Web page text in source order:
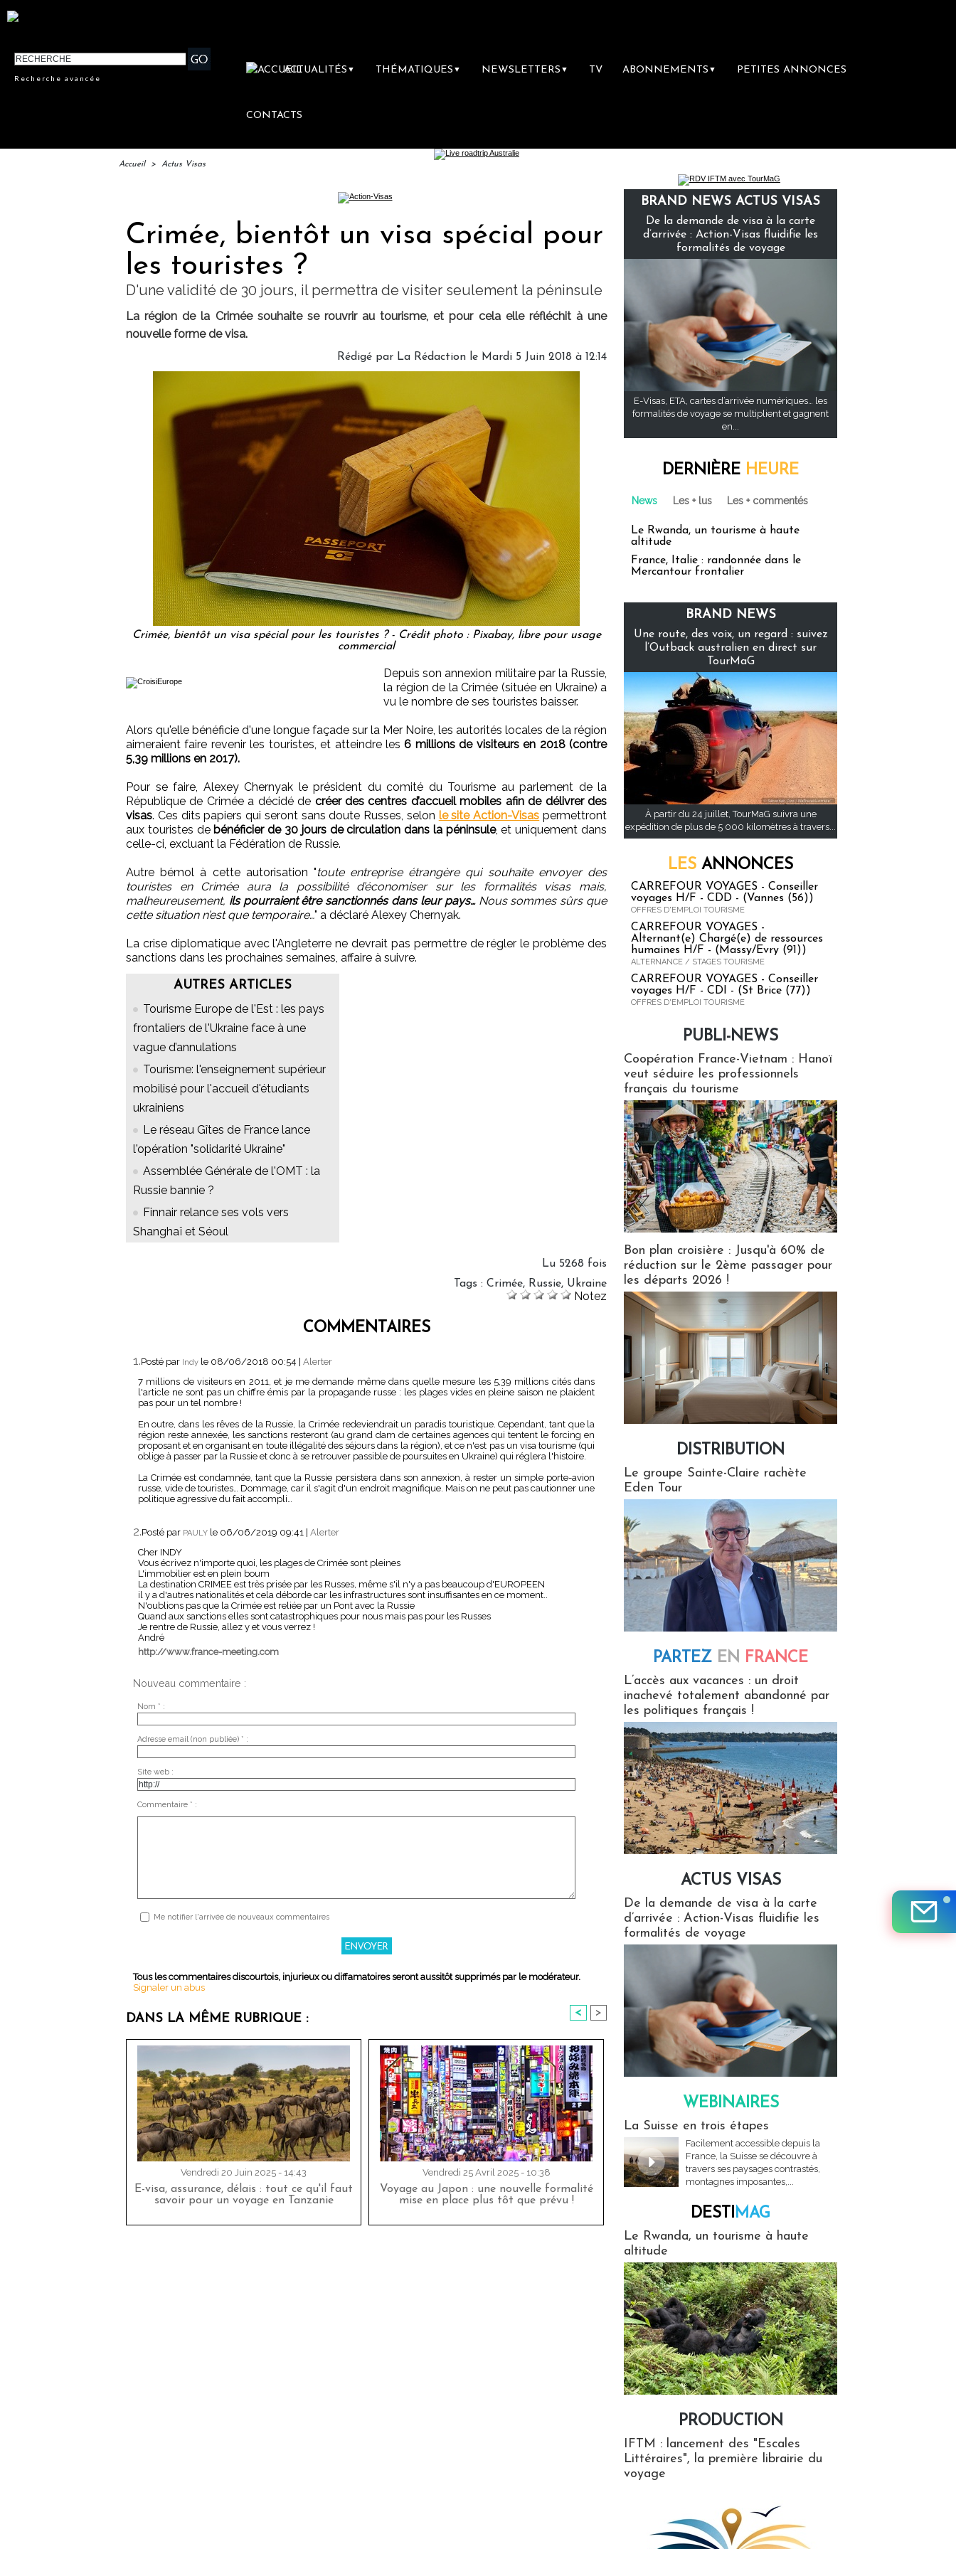
Recherche avancée
ACTUALITÉS ▼ THÉMATIQUES ▼ NEWSLETTERS ▼ TV ABONNEMENTS ▼ PETITES ANNONCES
CONTACTS
Accueil > Actus Visas
Crimée, bientôt un visa spécial pour
les touristes ?
D'une validité de 30 jours, il permettra de visiter seulement la péninsule
La région de la Crimée souhaite se rouvrir au tourisme, et pour cela elle réfléchit à une
nouvelle forme de visa.
Rédigé par La Rédaction le Mardi 5 Juin 2018 à 12:14
Crimée, bientôt un visa spécial pour les touristes ? - Crédit photo : Pixabay, libre pour usage
commercial
Depuis son annexion militaire par la Russie,
la région de la Crimée (située en Ukraine) a
vu le nombre de ses touristes baisser.
Alors qu'elle bénéficie d'une longue façade sur la Mer Noire, les autorités locales de la région
aimeraient faire revenir les touristes, et atteindre les6 millions de visiteurs en 2018 (contre
5,39 millions en 2017).
Pour se faire, Alexey Chernyak le président du comité du Tourisme au parlement de la
République de Crimée a décidé de créer des centres d’accueil mobiles afin de délivrer des
visas. Ces dits papiers qui seront sans doute Russes, selon le site Action-Visas permettront
aux touristes de bénéficier de 30 jours de circulation dans la péninsule, et uniquement dans
celle-ci, excluant la Fédération de Russie.
Autre bémol à cette autorisation "toute entreprise étrangère qui souhaite envoyer des
touristes en Crimée aura la possibilité d’économiser sur les formalités visas mais,
malheureusement, ils pourraient être sanctionnés dans leur pays…Nous sommes sûrs que
cette situation n’est que temporaire…" a déclaré Alexey Chernyak.
La crise diplomatique avec l'Angleterre ne devrait pas permettre de régler le problème des
sanctions dans les prochaines semaines, affaire à suivre.
AUTRES ARTICLES
Tourisme Europe de l'Est : les pays
frontaliers de l'Ukraine face à une
vague d’annulations
Tourisme: l'enseignement supérieur
mobilisé pour l'accueil d'étudiants
ukrainiens
Le réseau Gîtes de France lance
l'opération "solidarité Ukraine"
Assemblée Générale de l'OMT : la
Russie bannie ?
Finnair relance ses vols vers
Shanghaï et Séoul
Lu 5268 fois
Tags : Crimée, Russie, Ukraine
Notez
COMMENTAIRES
1.Posté par Indy le 08/06/2018 00:54
Alerter
7 millions de visiteurs en 2011, et je me demande même dans quelle mesure les 5,39 millions cités dans
l'article ne sont pas un chiffre émis par la propagande russe : les plages vides en pleine saison ne plaident
pas pour un tel nombre !
En outre, dans les rêves de la Russie, la Crimée redeviendrait un paradis touristique. Cependant, tant que la
région reste annexée, les sanctions resteront (au grand dam de certaines agences qui tentent le forcing en
proposant et en organisant en toute illégalité des séjours dans la région), et ce n'est pas un visa tourisme (qui
oblige à passer par la Russie et donc à se retrouver passible de poursuites en Ukraine) qui réglera l'histoire.
La Crimée est condamnée, tant que la Russie persistera dans son annexion, à rester un simple porte-avion
russe, vide de touristes… Dommage, car il s'agit d'un endroit magnifique. Mais on ne peut pas cautionner une
politique agressive du fait accompli…
2.Posté par PAULY le 06/06/2019 09:41 Alerter
Cher INDY
Vous écrivez n'importe quoi, les plages de Crimée sont pleines
L'immobilier est en plein boum
La destination CRIMEE est très prisée par les Russes, même s'il n'y a pas beaucoup d'EUROPEEN
il y a d'autres nationalités et cela déborde car les infrastructures sont insuffisantes en ce moment..
N'oublions pas que la Crimée est reliée par un Pont avec la Russie
Quand aux sanctions elles sont catastrophiques pour nous mais pas pour les Russes
Je rentre de Russie, allez y et vous verrez !
André
http://www.france-meeting.com
Nouveau commentaire :
Nom * :
Adresse email (non publiée) * :
Site web :
Commentaire * :
Me notifier l'arrivée de nouveaux commentaires
Tous les commentaires discourtois, injurieux ou diffamatoires seront aussitôt supprimés par le modérateur.
Signaler un abus
DANS LA MÊME RUBRIQUE : < >
Vendredi 20 Juin 2025 - 14:43
E-visa, assurance, délais : tout ce qu'il faut
savoir pour un voyage en Tanzanie
Vendredi 25 Avril 2025 - 10:38
Voyage au Japon : une nouvelle formalité
mise en place plus tôt que prévu !
BRAND NEWS ACTUS VISAS
De la demande de visa à la carte
d’arrivée : Action-Visas fluidifie les
formalités de voyage
E-Visas, ETA, cartes d’arrivée numériques… les
formalités de voyage se multiplient et gagnent
en...
DERNIÈRE HEURE
News Les + lus Les + commentés
Le Rwanda, un tourisme à haute
altitude
France, Italie : randonnée dans le
Mercantour frontalier
BRAND NEWS
Une route, des voix, un regard : suivez
l’Outback australien en direct sur
TourMaG
À partir du 24 juillet, TourMaG suivra une
expédition de plus de 5 000 kilomètres à travers...
LES ANNONCES
CARREFOUR VOYAGES - Conseiller
voyages H/F - CDD - (Vannes (56))
OFFRES D'EMPLOI TOURISME
CARREFOUR VOYAGES -
Alternant(e) Chargé(e) de ressources
humaines H/F - (Massy/Evry (91))
ALTERNANCE / STAGES TOURISME
CARREFOUR VOYAGES - Conseiller
voyages H/F - CDI - (St Brice (77))
OFFRES D'EMPLOI TOURISME
PUBLI-NEWS
Coopération France-Vietnam : Hanoï
veut séduire les professionnels
français du tourisme
Bon plan croisière : Jusqu'à 60% de
réduction sur le 2ème passager pour
les départs 2026 !
DISTRIBUTION
Le groupe Sainte-Claire rachète
Eden Tour
PARTEZ EN FRANCE
L’accès aux vacances : un droit
inachevé totalement abandonné par
les politiques français !
ACTUS VISAS
De la demande de visa à la carte
d’arrivée : Action-Visas fluidifie les
formalités de voyage
WEBINAIRES
La Suisse en trois étapes
Facilement accessible depuis la
France, la Suisse se découvre à
travers ses paysages contrastés,
montagnes imposantes,...
DESTIMAG
Le Rwanda, un tourisme à haute
altitude
PRODUCTION
IFTM : lancement des "Escales
Littéraires", la première librairie du
voyage